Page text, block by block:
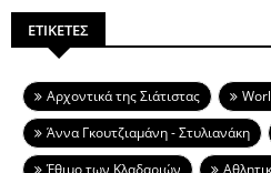
ΕΤΙΚΕΤΕΣ
Aρχοντικά της Σιάτιστας
Άννα Γκουτζιαμάνη - Στυλιανάκη
Έθιμο των Κλαδαριών